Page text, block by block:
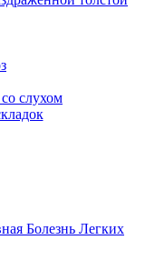
слухом
Болезнь Легких